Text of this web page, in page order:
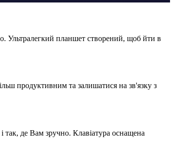
Ультралегкий планшет створений, щоб йти в
продуктивним та залишатися на зв'язку з
так, де Вам зручно. Клавіатура оснащена